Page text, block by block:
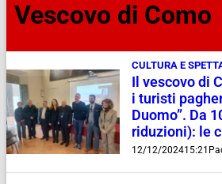
Vescovo di Como
CULTURA E
Il vescovo di
i turisti
Duomo”. Da
riduzioni): le
12/12/202415:21